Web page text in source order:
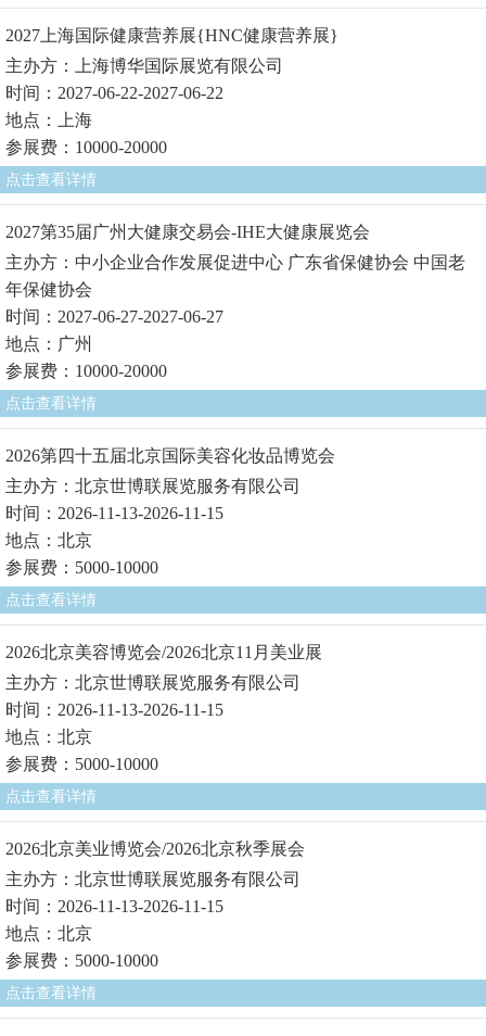
2027上海国际健康营养展{HNC健康营养展}
主办方：上海博华国际展览有限公司
时间：2027-06-22-2027-06-22
地点：上海
参展费：10000-20000
点击查看详情
2027第35届广州大健康交易会-IHE大健康展览会
主办方：中小企业合作发展促进中心 广东省保健协会 中国老
年保健协会
时间：2027-06-27-2027-06-27
地点：广州
参展费：10000-20000
点击查看详情
2026第四十五届北京国际美容化妆品博览会
主办方：北京世博联展览服务有限公司
时间：2026-11-13-2026-11-15
地点：北京
参展费：5000-10000
点击查看详情
2026北京美容博览会/2026北京11月美业展
主办方：北京世博联展览服务有限公司
时间：2026-11-13-2026-11-15
地点：北京
参展费：5000-10000
点击查看详情
2026北京美业博览会/2026北京秋季展会
主办方：北京世博联展览服务有限公司
时间：2026-11-13-2026-11-15
地点：北京
参展费：5000-10000
点击查看详情